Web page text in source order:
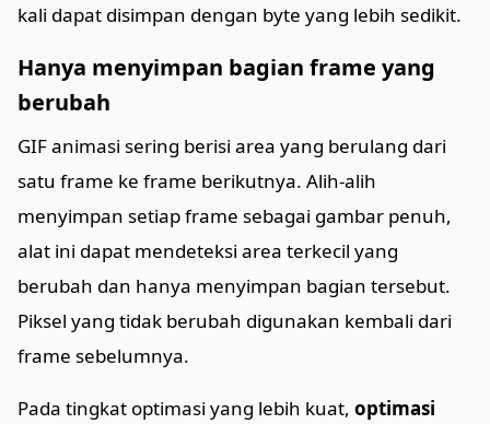
kali dapat disimpan dengan byte yang lebih sedikit.
Hanya menyimpan bagian frame yang
berubah
GIF animasi sering berisi area yang berulang dari
satu frame ke frame berikutnya. Alih-alih
menyimpan setiap frame sebagai gambar penuh,
alat ini dapat mendeteksi area terkecil yang
berubah dan hanya menyimpan bagian tersebut.
Piksel yang tidak berubah digunakan kembali dari
frame sebelumnya.
Pada tingkat optimasi yang lebih kuat, optimasi